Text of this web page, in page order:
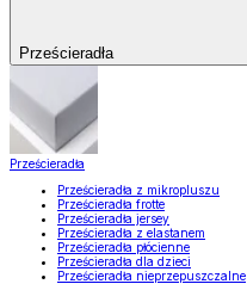
Prześcieradła
Prześcieradła
Prześcieradła z mikropluszu
Prześcieradła frotte
Prześcieradła jersey
Prześcieradła z elastanem
Prześcieradła płócienne
Prześcieradła dla dzieci
Prześcieradła nieprzepuszczalne